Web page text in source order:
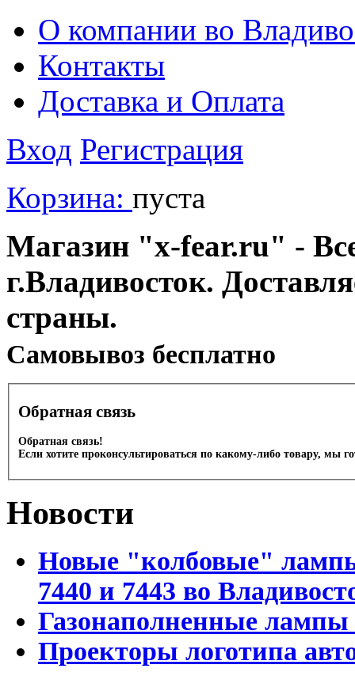
О компании во
Контакты
Доставка и Оплата
Вход Регистрация
Корзина: пуста
Магазин "x-fear.ru" -
г.Владивосток.
страны.
Cамовывоз бесплатно
Обратная связь
Обратная связь!
Если хотите проконсультироваться по какому-либо товару, мы
Новости
Новые "колбовые"
7440 и 7443 во
Газонаполненные лампы
Проекторы логотипа